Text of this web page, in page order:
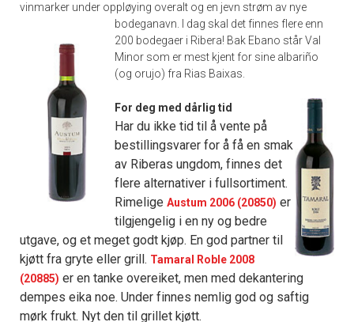
vinmarker under oppløying overalt og en jevn strøm av nye
bodeganavn.
I dag skal det finnes flere enn
200 bodegaer i Ribera! Bak Ebano står Val
Minor som er mest kjent for sine albariño
(og orujo) fra Rias Baixas.
For deg med dårlig tid
Har du ikke tid til å vente på
bestillingsvarer for å få en smak
av Riberas ungdom, finnes det
flere alternativer i fullsortiment.
RimeligeAustum 2006 (20850) er
tilgjengelig i en ny og bedre
utgave, og et meget godt kjøp. En god partner til
kjøtt fra gryte eller grill. Tamaral Roble 2008
(20885) er en tanke overeiket, men med dekantering
dempes eika noe. Under finnes nemlig god og saftig
mørk frukt. Nyt den til grillet kjøtt.